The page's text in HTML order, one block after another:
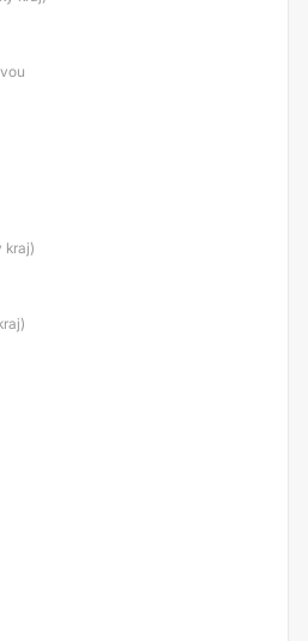
kraj)